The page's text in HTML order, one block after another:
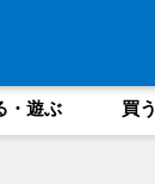
・遊ぶ 買う